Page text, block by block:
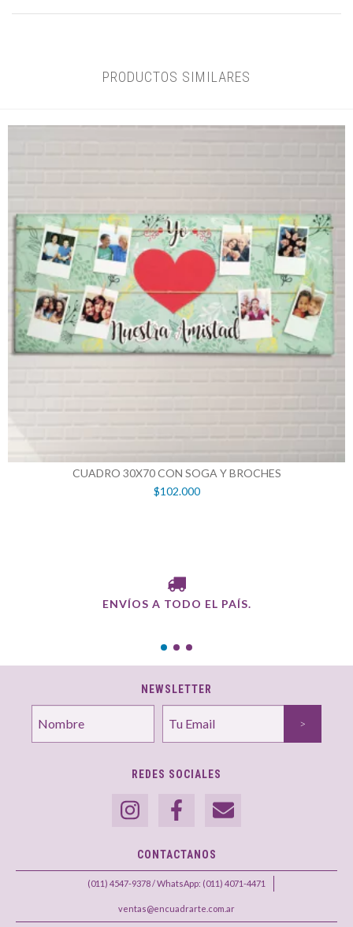
PRODUCTOS SIMILARES
CUADRO 30X70 CON SOGA Y BROCHES
$102.000
ENVÍOS A TODO EL PAÍS.
NEWSLETTER
REDES SOCIALES
CONTACTANOS
(011) 4547-9378 / WhatsApp: (011) 4071-4471
ventas@encuadrarte.com.ar